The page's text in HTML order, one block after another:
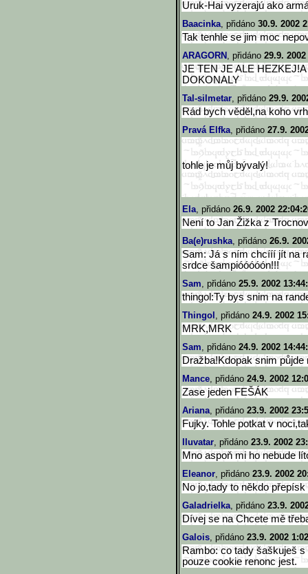
Uruk-Hai vyzerajú ako
Baacinka, přidáno 30.9. 2002
Tak tenhle se jim moc
ARAGORN , přidáno 29.9.
JE TEN JE ALE
DOKONALY
Tal-silmetar, přidáno 29.9.
Rád bych věděl,na koho
Pravá Elfka, přidáno 27.9.
tohle je můj bývalý!
Ela, přidáno 26.9. 2002
Není to Jan Žižka z
Ba(e)rushka, přidáno 26.9.
Sam: Já s ním chcííí jít na
srdce šampióóóóón!!!
Sam, přidáno 25.9. 2002
thingol:Ty bys snim na
Thingol , přidáno 24.9. 2002
MRK,MRK
Sam, přidáno 24.9. 2002
Dražba!Kdopak snim
Mance, přidáno 24.9. 2002
Zase jeden FEŠÁK
Ariana, přidáno 23.9. 2002
Fujky. Tohle potkat v
Iluvatar, přidáno 23.9. 2002
Mno aspoň mi ho nebude
Eleanor, přidáno 23.9. 2002
No jo,tady to někdo
Galadrielka, přidáno 23.9.
Dívej se na Chcete mě
Galois, přidáno 23.9. 2002
Rambo: co tady šaškuješ
pouze cookie renonc jest.